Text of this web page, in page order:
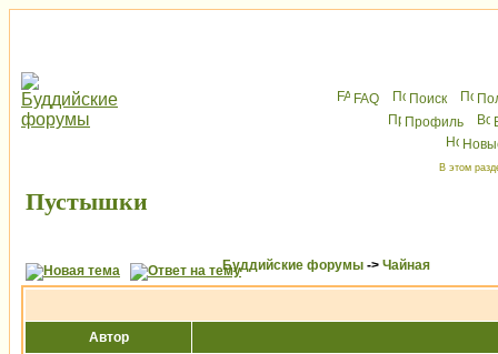
FAQ Поиск
Профиль
В этом
Пустышки
Буддийские форумы -> Чайная
Автор